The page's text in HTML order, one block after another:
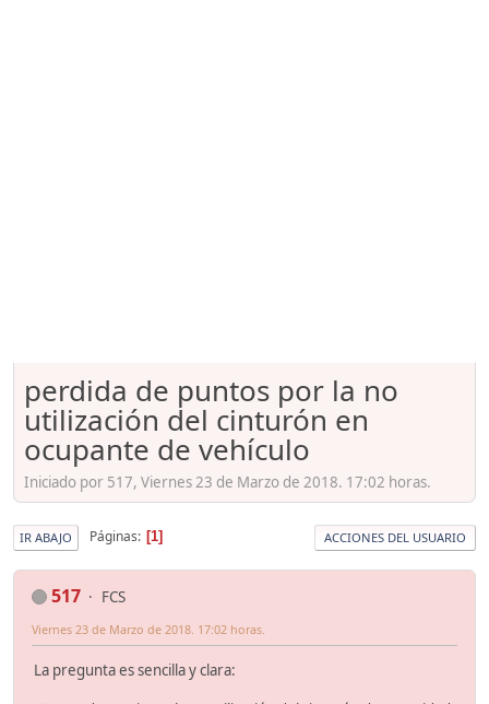
perdida de puntos por la no
utilización del cinturón en
ocupante de vehículo
Iniciado por 517, Viernes 23 de Marzo de 2018. 17:02 horas.
IR ABAJO Páginas 1 ACCIONES DEL USUARIO
517 FCS
Viernes 23 de Marzo de 2018. 17:02 horas.
La pregunta es sencilla y clara: